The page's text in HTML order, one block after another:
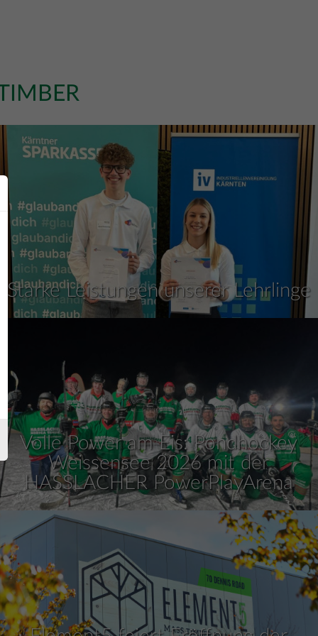
Starke Leistungen unserer Lehrlinge
Volle Power am Eis: Pondhockey
Weissensee 2026 mit der
HASSLACHER PowerPlayArena